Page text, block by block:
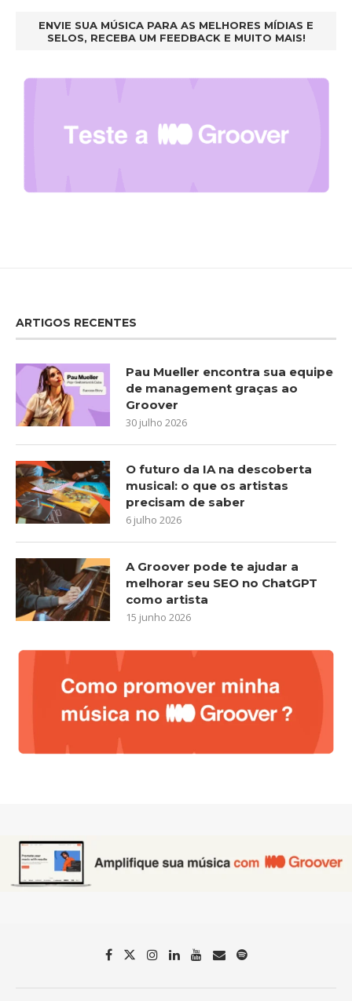
ENVIE SUA MÚSICA PARA AS MELHORES MÍDIAS E
SELOS, RECEBA UM FEEDBACK E MUITO MAIS!
ARTIGOS RECENTES
Pau Mueller encontra sua equipe
de management graças ao
Groover
30 julho 2026
O futuro da IA na descoberta
musical: o que os artistas
precisam de saber
6 julho 2026
A Groover pode te ajudar a
melhorar seu SEO no ChatGPT
como artista
15 junho 2026